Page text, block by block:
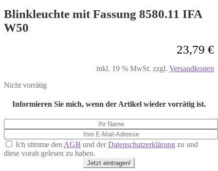
Blinkleuchte mit Fassung 8580.11 IFA
W50
23,79 €
inkl. 19 % MwSt. zzgl. Versandkosten
Nicht vorrätig
Informieren Sie mich, wenn der Artikel wieder vorrätig ist.
Ich stimme den AGB und derDatenschutzerklärung zu und
diese vorab gelesen zu haben.
Jetzt eintragen!